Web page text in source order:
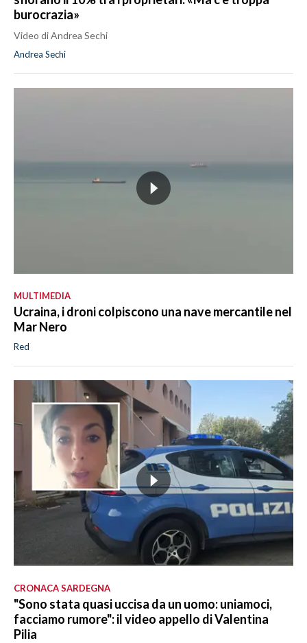
burocrazia»
Video di Andrea Sechi
Andrea Sechi
MULTIMEDIA
Ucraina, i droni colpiscono una nave mercantile nel
Mar Nero
Red
CRONACA SARDEGNA
"Sono stata quasi uccisa da un uomo: uniamoci,
facciamo rumore": il video appello di Valentina
Pilia